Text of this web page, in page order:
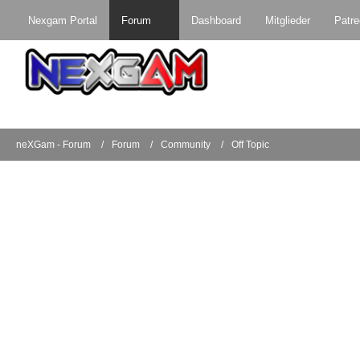
Nexgam Portal Forum Dashboard Mitglieder
neXGam - Forum Forum Community Off Topic